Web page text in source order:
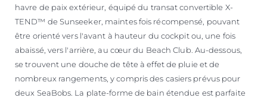
havre de paix extérieur, équipé du transat convertible X-
TEND™ de Sunseeker, maintes fois récompensé, pouvant
être orienté vers l'avant à hauteur du cockpit ou, une fois
abaissé, vers l'arrière, au cœur du Beach Club. Au-dessous,
se trouvent une douche de tête à effet de pluie et de
nombreux rangements, y compris des casiers prévus pour
deux SeaBobs. La plate-forme de bain étendue est parfaite